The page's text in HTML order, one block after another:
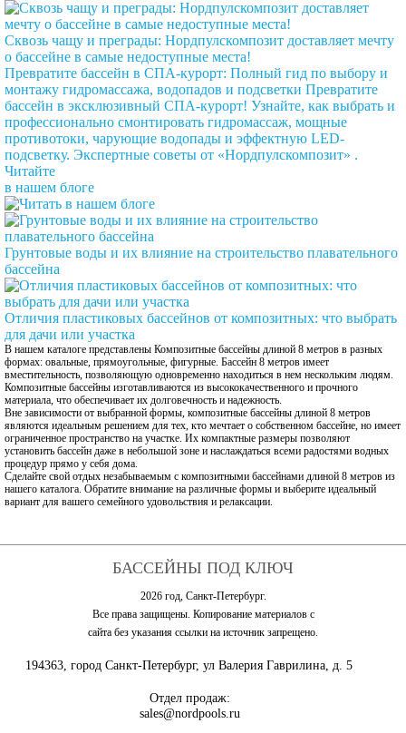
Сквозь чащу и преграды: Нордпулскомпозит доставляет мечту
о бассейне в самые недоступные места!
Превратите бассейн в СПА-курорт: Полный гид по выбору и
монтажу гидромассажа, водопадов и подсветки Превратите
бассейн в эксклюзивный СПА-курорт! Узнайте, как выбрать и
профессионально смонтировать гидромассаж, мощные
противотоки, чарующие водопады и эффектную LED-
подсветку. Экспертные советы от «Нордпулскомпозит» .
Читайте
в нашем блоге
Грунтовые воды и их влияние на строительство плавательного
бассейна
Отличия пластиковых бассейнов от композитных: что выбрать
для дачи или участка
В нашем каталоге представлены Композитные бассейны длиной 8 метров в разных
формах: овальные, прямоугольные, фигурные. Бассейн 8 метров имеет
вместительность, позволяющую одновременно находиться в нем нескольким людям.
Композитные бассейны изготавливаются из высококачественного и прочного
материала, что обеспечивает их долговечность и надежность.
Вне зависимости от выбранной формы, композитные бассейны длиной 8 метров
являются идеальным решением для тех, кто мечтает о собственном бассейне, но имеет
ограниченное пространство на участке. Их компактные размеры позволяют
установить бассейн даже в небольшой зоне и наслаждаться всеми радостями водных
процедур прямо у себя дома.
Сделайте свой отдых незабываемым с композитными бассейнами длиной 8 метров из
нашего каталога. Обратите внимание на различные формы и выберите идеальный
вариант для вашего семейного удовольствия и релаксации.
БАССЕЙНЫ ПОД КЛЮЧ
2026 год, Санкт-Петербург.
Все права защищены. Копирование материалов с
сайта без указания ссылки на источник запрещено.
194363, город Санкт-Петербург, ул Валерия Гаврилина, д. 5
Отдел продаж:
sales@nordpools.ru